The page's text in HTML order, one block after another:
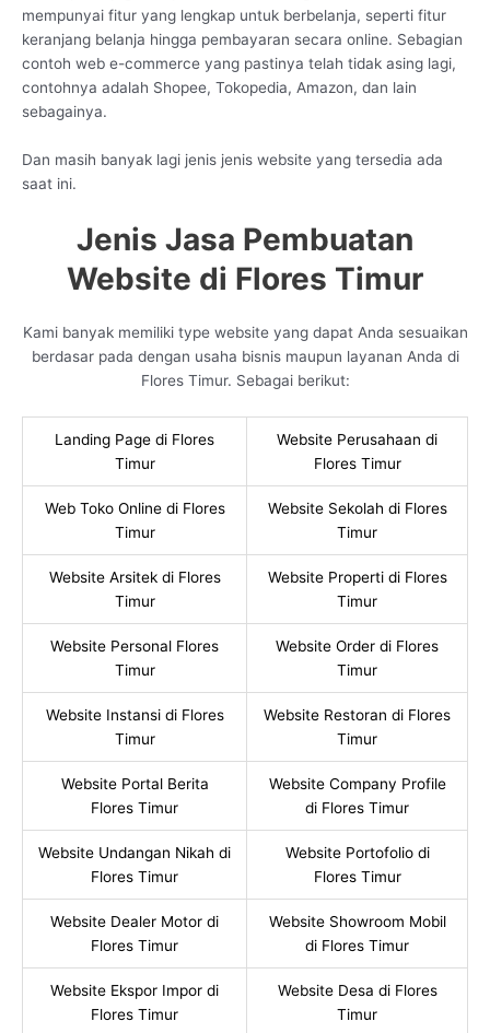
mempunyai fitur yang lengkap untuk berbelanja, seperti fitur
keranjang belanja hingga pembayaran secara online. Sebagian
contoh web e-commerce yang pastinya telah tidak asing lagi,
contohnya adalah Shopee, Tokopedia, Amazon, dan lain
sebagainya.
Dan masih banyak lagi jenis jenis website yang tersedia ada
saat ini.
Jenis Jasa Pembuatan
Website di Flores Timur
Kami banyak memiliki type website yang dapat Anda sesuaikan
berdasar pada dengan usaha bisnis maupun layanan Anda di
Flores Timur. Sebagai berikut:
Landing Page di Flores
Timur
Website Perusahaan di
Flores Timur
Web Toko Online di Flores
Timur
Website Sekolah di Flores
Timur
Website Arsitek di Flores
Timur
Website Properti di Flores
Timur
Website Personal Flores
Timur
Website Order di Flores
Timur
Website Instansi di Flores
Timur
Website Restoran di Flores
Timur
Website Portal Berita
Flores Timur
Website Company Profile
di Flores Timur
Website Undangan Nikah di
Flores Timur
Website Portofolio di
Flores Timur
Website Dealer Motor di
Flores Timur
Website Showroom Mobil
di Flores Timur
Website Ekspor Impor di
Flores Timur
Website Desa di Flores
Timur